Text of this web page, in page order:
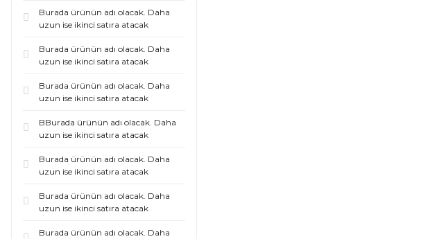
Burada ürünün adı olacak. Daha
uzun ise ikinci satıra atacak
Burada ürünün adı olacak. Daha
uzun ise ikinci satıra atacak
Burada ürünün adı olacak. Daha
uzun ise ikinci satıra atacak
BBurada ürünün adı olacak. Daha
uzun ise ikinci satıra atacak
Burada ürünün adı olacak. Daha
uzun ise ikinci satıra atacak
Burada ürünün adı olacak. Daha
uzun ise ikinci satıra atacak
Burada ürünün adı olacak. Daha